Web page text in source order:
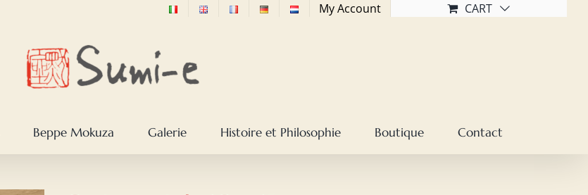
My Account CART
Beppe Mokuza Galerie Histoire et Philosophie Boutique Contact